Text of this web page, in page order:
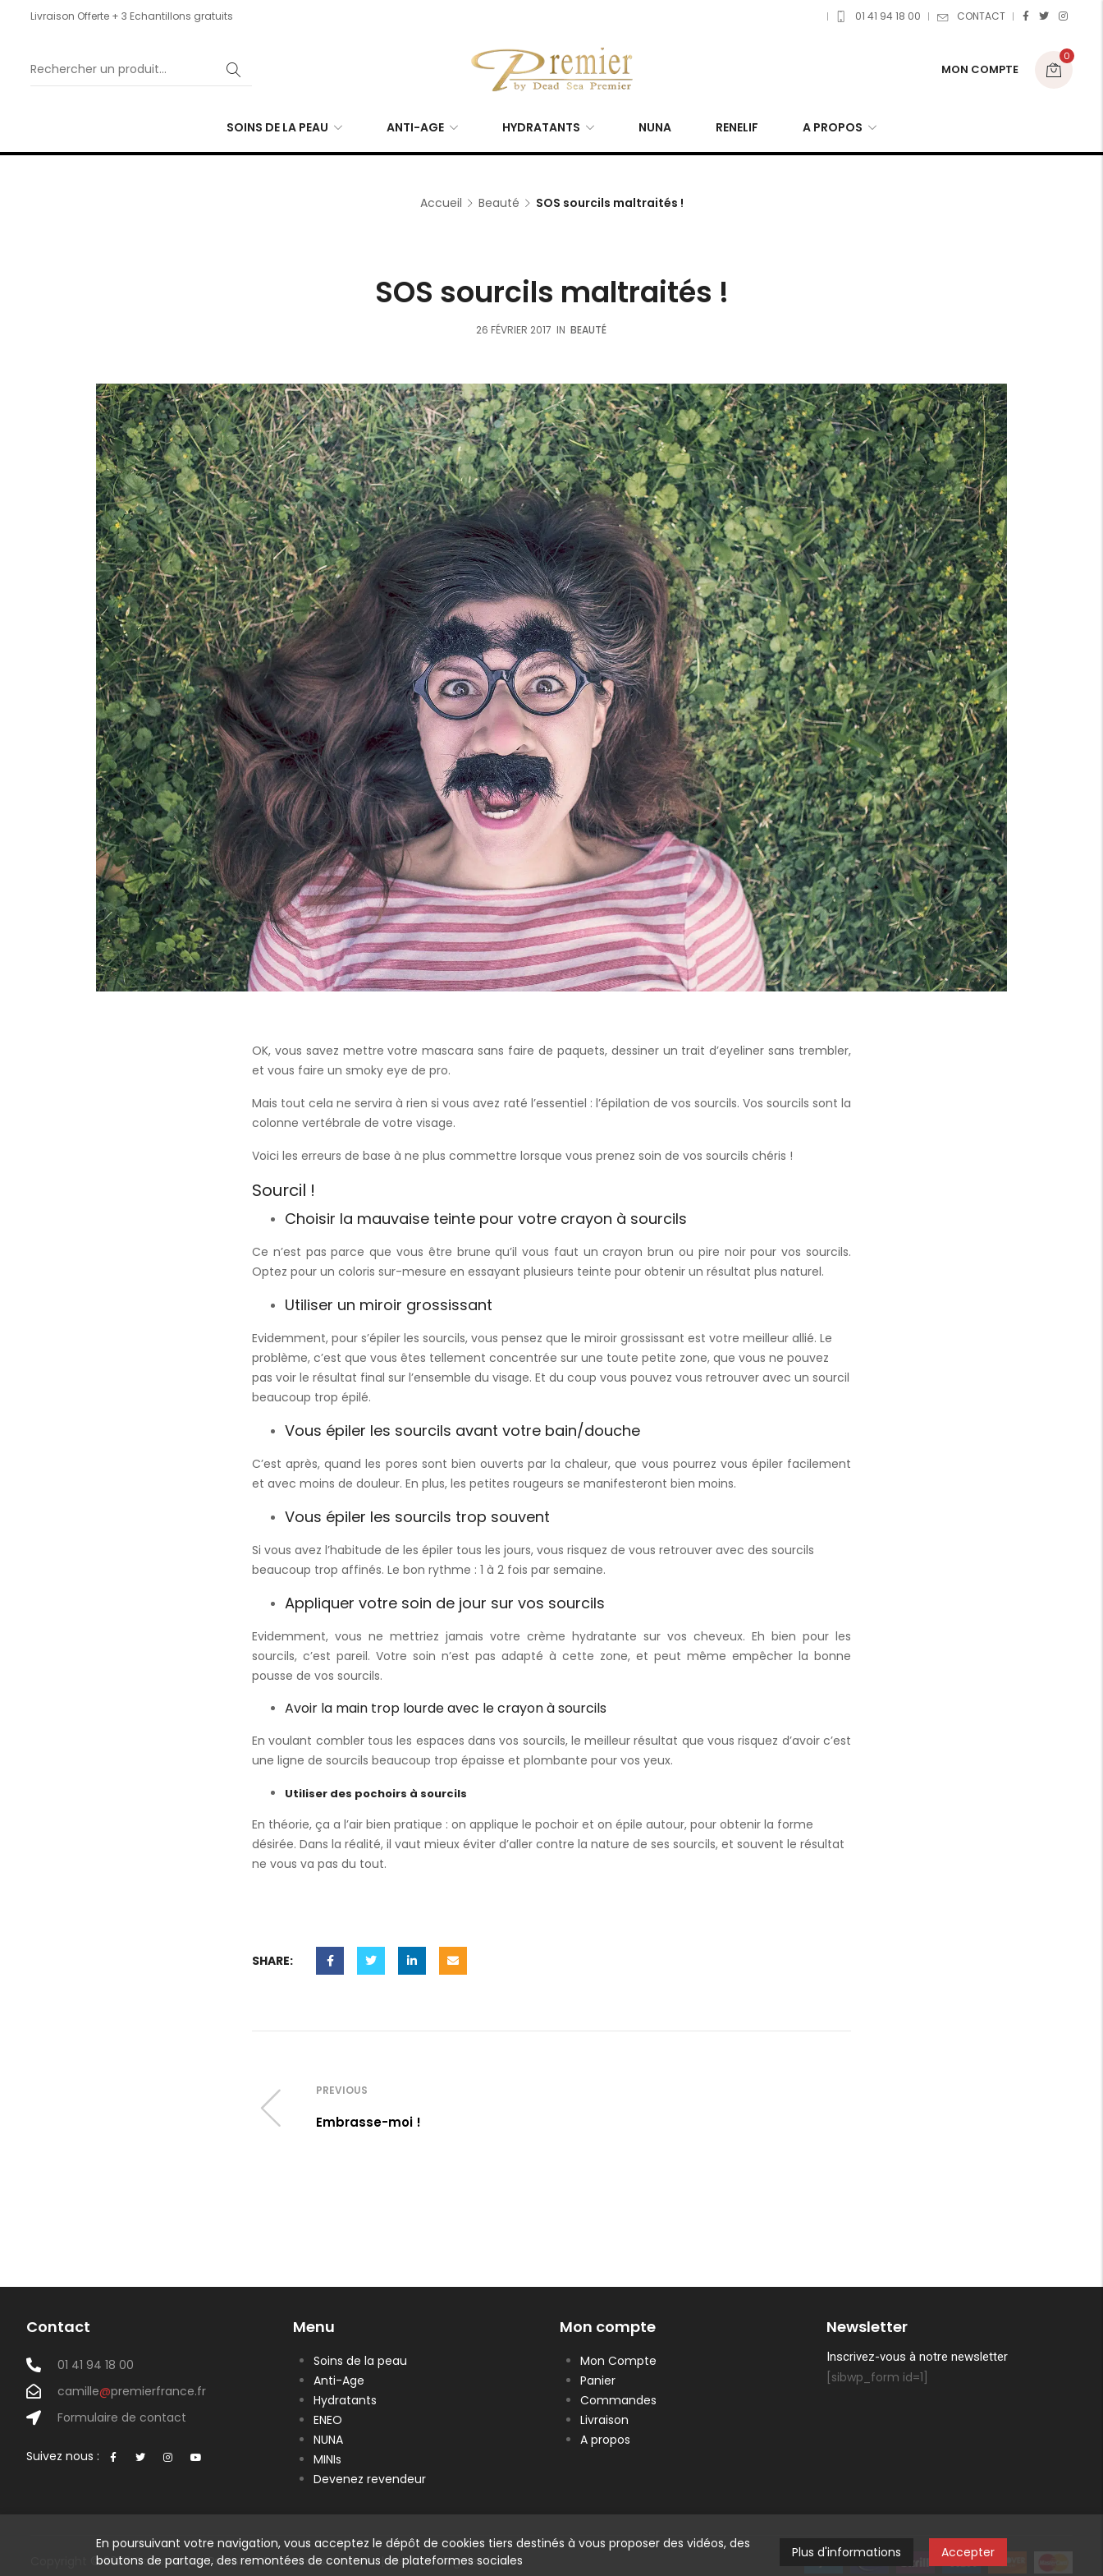
Livraison Offerte + 3 Echantillons gratuits 01 41 94 18 00 CONTACT
MON COMPTE
0
SOINS DE LA PEAU ANTI-AGE HYDRATANTS NUNA RENELIF A PROPOS
Accueil Beauté SOS sourcils maltraités !
SOS sourcils maltraités !
26 FÉVRIER 2017 IN BEAUTÉ
OK, vous savez mettre votre mascara sans faire de paquets, dessiner un trait d’eyeliner sans trembler,
et vous faire un smoky eye de pro.
Mais tout cela ne servira à rien si vous avez raté l’essentiel : l’épilation de vos sourcils. Vos sourcils sont la
colonne vertébrale de votre visage.
Voici les erreurs de base à ne plus commettre lorsque vous prenez soin de vos sourcils chéris !
Sourcil !
Choisir la mauvaise teinte pour votre crayon à sourcils
Ce n’est pas parce que vous être brune qu’il vous faut un crayon brun ou pire noir pour vos sourcils.
Optez pour un coloris sur-mesure en essayant plusieurs teinte pour obtenir un résultat plus naturel.
Utiliser un miroir grossissant
Evidemment, pour s’épiler les sourcils, vous pensez que le miroir grossissant est votre meilleur allié. Le
problème, c’est que vous êtes tellement concentrée sur une toute petite zone, que vous ne pouvez
pas voir le résultat final sur l’ensemble du visage. Et du coup vous pouvez vous retrouver avec un sourcil
beaucoup trop épilé.
Vous épiler les sourcils avant votre bain/douche
C’est après, quand les pores sont bien ouverts par la chaleur, que vous pourrez vous épiler facilement
et avec moins de douleur. En plus, les petites rougeurs se manifesteront bien moins.
Vous épiler les sourcils trop souvent
Si vous avez l’habitude de les épiler tous les jours, vous risquez de vous retrouver avec des sourcils
beaucoup trop affinés. Le bon rythme : 1 à 2 fois par semaine.
Appliquer votre soin de jour sur vos sourcils
Evidemment, vous ne mettriez jamais votre crème hydratante sur vos cheveux. Eh bien pour les
sourcils, c’est pareil. Votre soin n’est pas adapté à cette zone, et peut même empêcher la bonne
pousse de vos sourcils.
Avoir la main trop lourde avec le crayon à sourcils
En voulant combler tous les espaces dans vos sourcils, le meilleur résultat que vous risquez d’avoir c’est
une ligne de sourcils beaucoup trop épaisse et plombante pour vos yeux.
Utiliser des pochoirs à sourcils
En théorie, ça a l’air bien pratique : on applique le pochoir et on épile autour, pour obtenir la forme
désirée. Dans la réalité, il vaut mieux éviter d’aller contre la nature de ses sourcils, et souvent le résultat
ne vous va pas du tout.
SHARE:
PREVIOUS
Embrasse-moi !
Contact
01 41 94 18 00
camille@premierfrance.fr
Formulaire de contact
Suivez nous :
Menu
Soins de la peau
Anti-Age
Hydratants
ENEO
NUNA
MINIs
Devenez revendeur
Mon compte
Mon Compte
Panier
Commandes
Livraison
A propos
Newsletter
Inscrivez-vous à notre newsletter
[sibwp_form id=1]
Copyright © 2023 Cosmetique Premier | Tous droits réservés |Mentions légales|CGV
En poursuivant votre navigation, vous acceptez le dépôt de cookies tiers destinés à vous proposer des vidéos, des
boutons de partage, des remontées de contenus de plateformes sociales
Plus d'informations Accepter